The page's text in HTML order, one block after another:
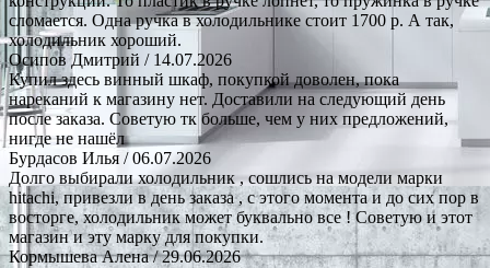
сломается. Одна ручка в холодильнике стоит 1700 р. А так,
холодильник хороший.
Осипов Дмитрий / 14.07.2026
Купил здесь винный шкаф, покупкой доволен, пока
нареканий к магазину нет. Доставили на следующий день
после заказа. Советую тк больше, чем у них предложений,
нигде не нашёл
Бурдасов Илья / 06.07.2026
Долго выбирали холодильник , сошлись на модели марки
hitachi, привезли в день заказа , с этого момента и до сих пор в
восторге, холодильник может буквально все ! Советую и этот
магазин и эту марку для покупки.
Кормышева Алена/ 29.06.2026